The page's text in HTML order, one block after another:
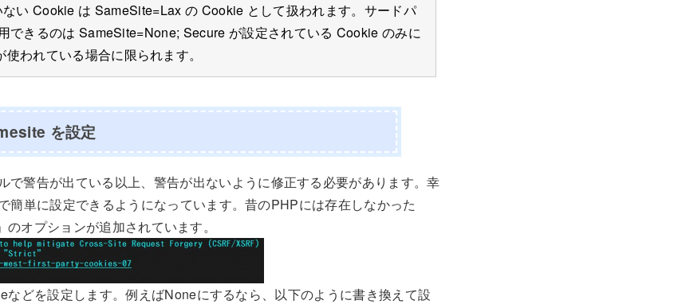
い Cookie は SameSite=Lax の Cookie として扱われます。サードパ
できるのは SameSite=None; Secure が設定されている Cookie のみに
われている場合に限られます。
を設定
で警告が出ている以上、警告が出ないように修正する必要があります。幸
簡単に設定できるようになっています。昔のPHPには存在しなかった
オプションが追加されています。
どを設定します。例えばNoneにするなら、以下のように書き換えて設